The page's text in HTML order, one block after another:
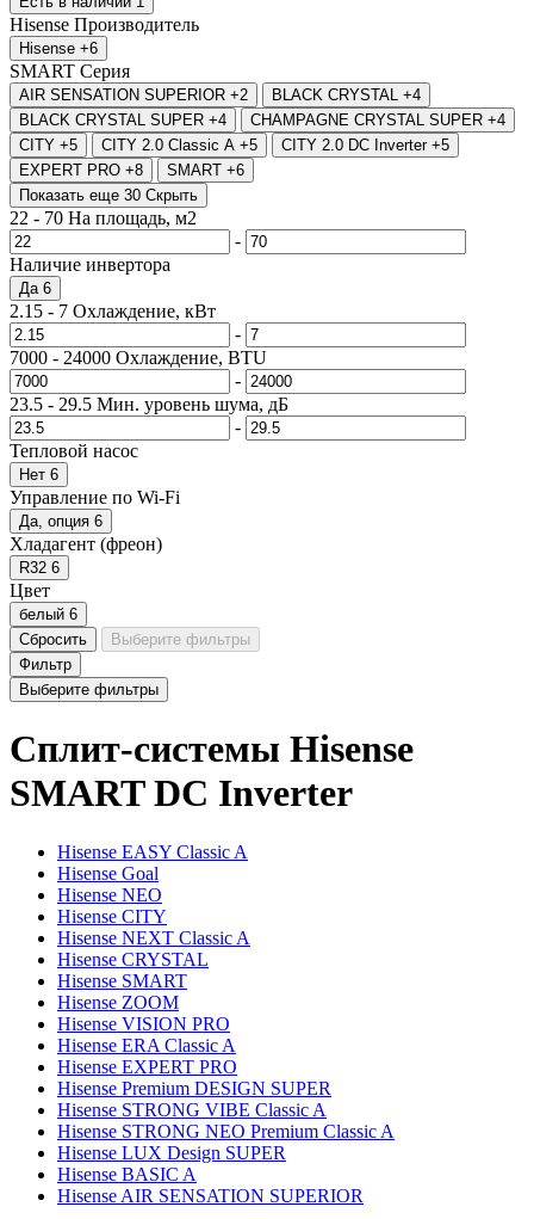
Hisense Производитель
Hisense +6
SMART Серия
AIR SENSATION SUPERIOR +2 BLACK CRYSTAL +4
BLACK CRYSTAL SUPER +4 CHAMPAGNE CRYSTAL SUPER +4
CITY +5 CITY 2.0 Classic A +5 CITY 2.0 DC Inverter +5
EXPERT PRO +8 SMART +6
Показать еще 30 Скрыть
22 - 70 На площадь, м2
-
Наличие инвертора
Да 6
2.15 - 7 Охлаждение, кВт
-
7000 - 24000 Охлаждение, BTU
-
23.5 - 29.5 Мин. уровень шума, дБ
-
Тепловой насос
Нет 6
Управление по Wi-Fi
Да, опция 6
Хладагент (фреон)
R32 6
Цвет
белый 6
Сбросить
Выберите фильтры
Фильтр
Выберите фильтры
Сплит-системы Hisense
SMART DC Inverter
Hisense EASY Classic A
Hisense Goal
Hisense NEO
Hisense CITY
Hisense NEXT Classic A
Hisense CRYSTAL
Hisense SMART
Hisense ZOOM
Hisense VISION PRO
Hisense ERA Classic A
Hisense EXPERT PRO
Hisense Premium DESIGN SUPER
Hisense STRONG VIBE Classic A
Hisense STRONG NEO Premium Classic A
Hisense LUX Design SUPER
Hisense BASIC A
Hisense AIR SENSATION SUPERIOR